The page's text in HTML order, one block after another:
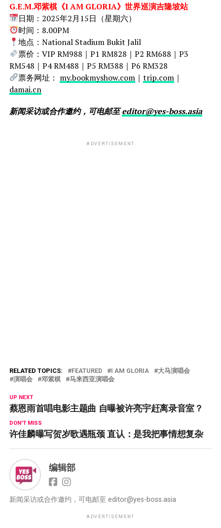
G.E.M.邓紫棋《I AM GLORIA》世界巡演吉隆坡站
日期：2025年2月15日（星期六）
时间：8.00PM
地点：National Stadium Bukit Jalil
票价：VIP RM988｜P1 RM828｜P2 RM688｜P3
RM548｜P4 RM488｜P5 RM388｜P6 RM328
票务网址： my.bookmyshow.com｜ trip.com｜
damai.cn
新闻采访或合作邀约，可电邮至editor@yes-boss.asia
ADVERTISEMENT
RELATED TOPICS: FEATURED I AM GLORIA
大马演唱会
演唱会
邓紫棋 马来西亚演唱会
UP NEXT
蔡恩雨首唱电影主题曲 自曝被许亮宇赶离录音室？
DON'T MISS
许佳麟曝写贺岁歌遇瓶颈 直认：是我把事情想复杂
编辑部
新闻采访或合作邀约，可电邮至 editor@yes-boss.asia
ADVERTISEMENT